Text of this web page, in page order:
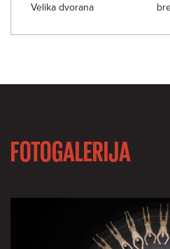
Velika dvorana
FOTOGALERIJA